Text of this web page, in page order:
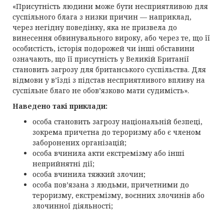
«Присутність людини може бути несприятливою для
суспільного блага з низки причин — наприклад,
через негідну поведінку, яка не призвела до
винесення обвинувального вироку, або через те, що її
особистість, історія подорожей чи інші обставини
означають, що її присутність у Великій Британії
становить загрозу для британського суспільства. Для
відмови у в’їзді з підстав несприятливого впливу на
суспільне благо не обов’язково мати судимість».
Наведено такі приклади:
особа становить загрозу національній безпеці,
зокрема причетна до тероризму або є членом
заборонених організацій;
особа вчинила акти екстремізму або інші
неприйнятні дії;
особа вчинила тяжкий злочин;
особа пов’язана з людьми, причетними до
тероризму, екстремізму, воєнних злочинів або
злочинної діяльності;